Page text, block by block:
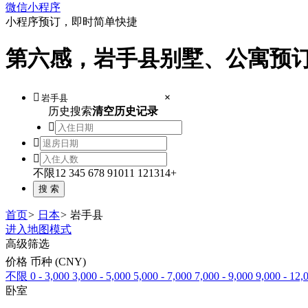
微信小程序
小程序预订，即时简单快捷
第六感，岩手县别墅、公寓预

×
历史搜索清空历史记录



不限1 2 345 678 91011 121314+
首页> 日本> 岩手县
进入地图模式
高级筛选
价格 币种 (CNY)
不限 0 - 3,000 3,000 - 5,000 5,000 - 7,000 7,000 - 9,000 9,000 -
卧室